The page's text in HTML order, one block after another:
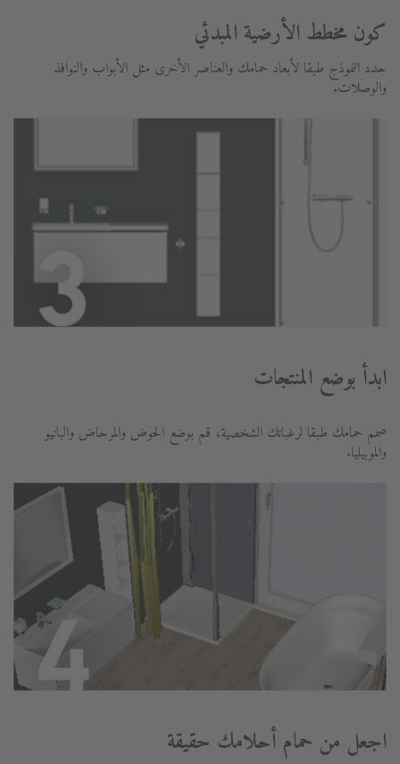
كون مخطط الأرضية المبدئي
حدد النموذج طبقا لأبعاد حمامك والعناصر الأخرى مثل الأبواب والنوافذ
والوصلات.
ابدأ بوضع المنتجات
صمم حمامك طبقا لرغباتك الشخصية، قم بوضع الحوض والمرحاض والبانيو
والموبيليا.
اجعل من حمام أحلامك حقيقة